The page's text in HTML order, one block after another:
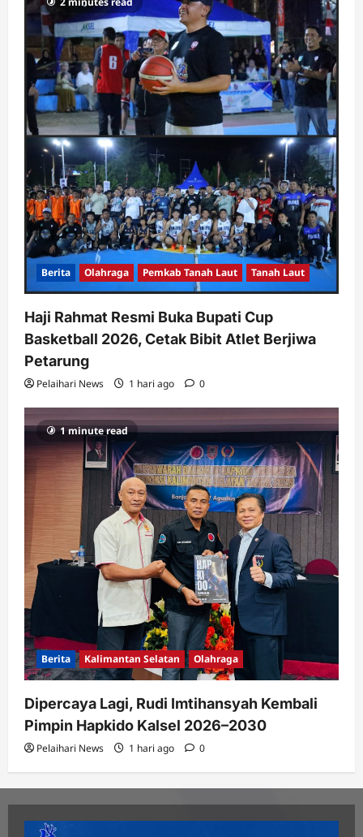
Berita Olahraga Pemkab Tanah Laut Tanah Laut
Haji Rahmat Resmi Buka Bupati Cup
Basketball 2026, Cetak Bibit Atlet Berjiwa
Petarung
Pelaihari News 1 hari ago 0
1 minute read
Berita Kalimantan Selatan Olahraga
Dipercaya Lagi, Rudi Imtihansyah Kembali
Pimpin Hapkido Kalsel 2026–2030
Pelaihari News 1 hari ago 0